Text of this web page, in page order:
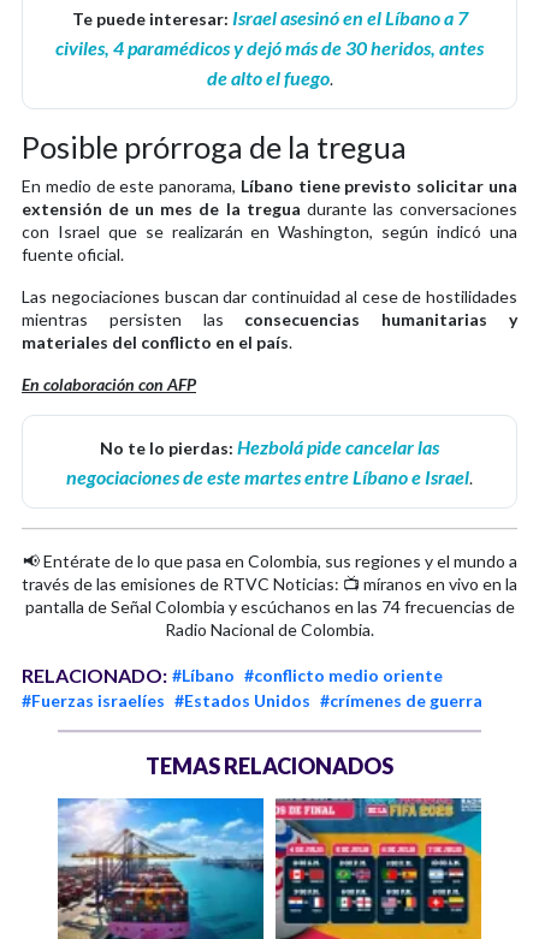
Te puede interesar: Israel asesinó en el Líbano a 7
civiles, 4 paramédicos y dejó más de 30 heridos, antes
de alto el fuego.
Posible prórroga de la tregua
En medio de este panorama, Líbano tiene previsto solicitar una
extensión de un mes de la tregua durante las conversaciones
con Israel que se realizarán en Washington, según indicó una
fuente oficial.
Las negociaciones buscan dar continuidad al cese de hostilidades
mientras persisten las consecuencias humanitarias y
materiales del conflicto en el país.
En colaboración con AFP
No te lo pierdas: Hezbolá pide cancelar las
negociaciones de este martes entre Líbano e Israel.
📢 Entérate de lo que pasa en Colombia, sus regiones y el mundo a
través de las emisiones de RTVC Noticias: 📺 míranos en vivo en la
pantalla de Señal Colombia y escúchanos en las 74 frecuencias de
Radio Nacional de Colombia.
RELACIONADO: #Líbano #conflicto medio oriente
#Fuerzas israelíes #Estados Unidos #crímenes de guerra
TEMAS RELACIONADOS